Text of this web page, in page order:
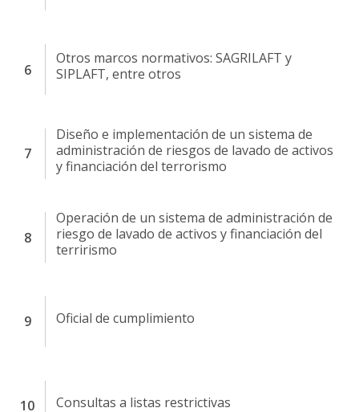
Otros marcos normativos: SAGRILAFT y
SIPLAFT, entre otros
Diseño e implementación de un sistema de
administración de riesgos de lavado de activos
y financiación del terrorismo
Operación de un sistema de administración de
riesgo de lavado de activos y financiación del
terrirismo
Oficial de cumplimiento
Consultas a listas restrictivas